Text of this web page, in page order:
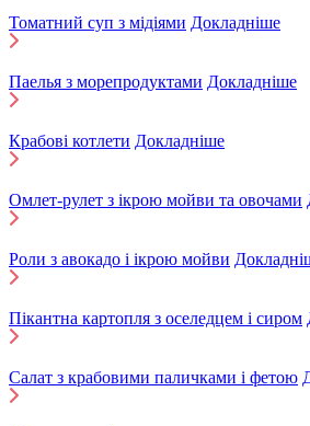
Томатний суп з мідіями Докладніше
Паелья з морепродуктами Докладніше
Крабові котлети Докладніше
Омлет-рулет з ікрою мойви та овочами
Роли з авокадо і ікрою мойви
Пікантна картопля з оселедцем і сиром
Салат з крабовими паличками і фетою